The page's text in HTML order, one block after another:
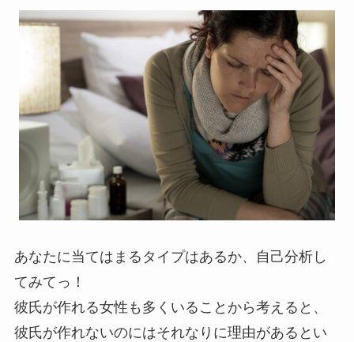
あなたに当てはまるタイプはあるか、自己分析し
てみてっ！
彼氏が作れる女性も多くいることから考えると、
彼氏が作れないのにはそれなりに理由があるとい